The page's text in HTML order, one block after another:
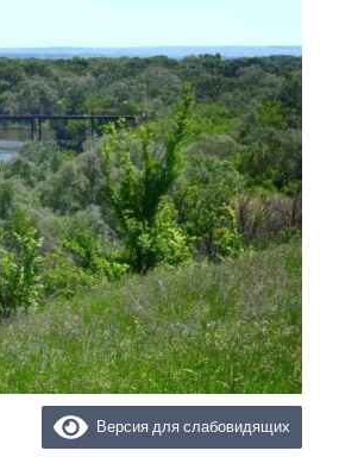
Версия для слабовидящих